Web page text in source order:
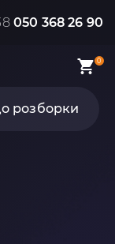
050 368 26 90
0
розборки